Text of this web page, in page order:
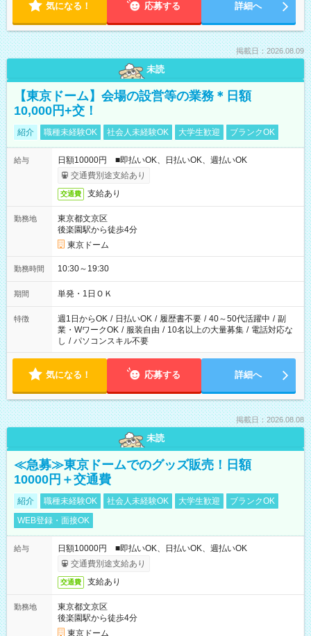
気になる！ 応募する 詳細へ
掲載日：2026.08.09
未読
【東京ドーム】会場の設営等の業務＊日額
10,000円+交！
紹介 職種未経験OK 社会人未経験OK 大学生歓迎 ブランクOK
給与
日額10000円 ■即払いOK、日払いOK、週払いOK
交通費別途支給あり
交通費 支給あり
勤務地
東京都文京区
後楽園駅から徒歩4分
東京ドーム
勤務時間 10:30～19:30
期間 単発・1日ＯＫ
特徴 週1日からOK / 日払いOK / 履歴書不要 / 40～50代活躍中 / 副
業・WワークOK / 服装自由 / 10名以上の大量募集 / 電話対応な
し / パソコンスキル不要
気になる！ 応募する 詳細へ
掲載日：2026.08.08
未読
≪急募≫東京ドームでのグッズ販売！日額
10000円＋交通費
紹介 職種未経験OK 社会人未経験OK 大学生歓迎
ブランクOK
WEB登録・面接OK
給与
日額10000円 ■即払いOK、日払いOK、週払いOK
交通費別途支給あり
交通費 支給あり
勤務地
東京都文京区
後楽園駅から徒歩4分
東京ドーム